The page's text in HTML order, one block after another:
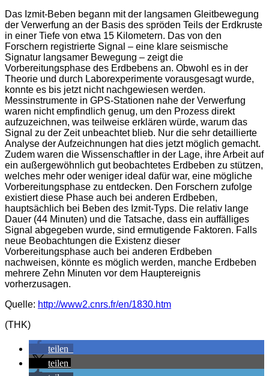
Das Izmit-Beben begann mit der langsamen Gleitbewegung
der Verwerfung an der Basis des spröden Teils der Erdkruste
in einer Tiefe von etwa 15 Kilometern. Das von den
Forschern registrierte Signal – eine klare seismische
Signatur langsamer Bewegung – zeigt die
Vorbereitungsphase des Erdbebens an. Obwohl es in der
Theorie und durch Laborexperimente vorausgesagt wurde,
konnte es bis jetzt nicht nachgewiesen werden.
Messinstrumente in GPS-Stationen nahe der Verwerfung
waren nicht empfindlich genug, um den Prozess direkt
aufzuzeichnen, was teilweise erklären würde, warum das
Signal zu der Zeit unbeachtet blieb. Nur die sehr detaillierte
Analyse der Aufzeichnungen hat dies jetzt möglich gemacht.
Zudem waren die Wissenschaftler in der Lage, ihre Arbeit auf
ein außergewöhnlich gut beobachtetes Erdbeben zu stützen,
welches mehr oder weniger ideal dafür war, eine mögliche
Vorbereitungsphase zu entdecken. Den Forschern zufolge
existiert diese Phase auch bei anderen Erdbeben,
hauptsächlich bei Beben des Izmit-Typs. Die relativ lange
Dauer (44 Minuten) und die Tatsache, dass ein auffälliges
Signal abgegeben wurde, sind ermutigende Faktoren. Falls
neue Beobachtungen die Existenz dieser
Vorbereitungsphase auch bei anderen Erdbeben
nachweisen, könnte es möglich werden, manche Erdbeben
mehrere Zehn Minuten vor dem Hauptereignis
vorherzusagen.
Quelle: http://www2.cnrs.fr/en/1830.htm
(THK)
teilen
teilen